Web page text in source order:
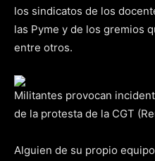
los sindicatos de los
las Pyme y de los gremios
entre otros.
Militantes provocan
de la protesta de la CGT
Alguien de su propio